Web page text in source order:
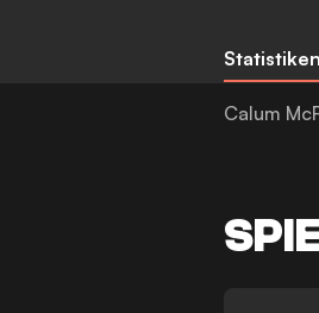
Statistiken
Calum